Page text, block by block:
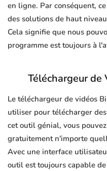
en ligne. Par conséquent,
des solutions de haut
Cela signifie que nous
programme est toujours à
Téléchargeur
Le téléchargeur de vidéos
utiliser pour télécharger
cet outil génial, vous
gratuitement n'importe
Avec une interface
outil est toujours capable